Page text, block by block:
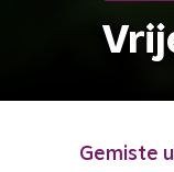
Gemiste